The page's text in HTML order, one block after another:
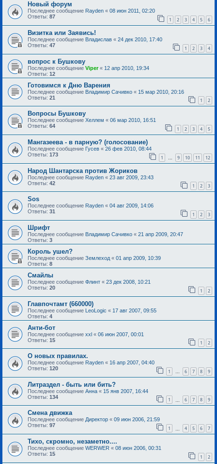
Новый форум
Последнее сообщение Rayden « 08 июн 2011, 02:20
Ответы: 87 1 2 3 4 5 6
Визитка или Заявись!
Последнее сообщение Владислав « 24 дек 2010, 17:40
Ответы: 47 1 2 3 4
вопрос к Бушкову
Последнее сообщение Viper« 12 апр 2010, 19:34
Ответы: 12
Готовимся к Дню Варения
Последнее сообщение Владимир Сачивко « 15 мар 2010, 20:16
Ответы: 21 1 2
Вопросы Бушкову
Последнее сообщение Хеллем « 06 мар 2010, 16:51
Ответы: 64 1 2 3 4 5
Мангазеева - в парную? (голосование)
Последнее сообщение Гусев « 26 фев 2010, 08:44
Ответы: 173 1 … 9 10 11 12
Народ Шантарска против Жориков
Последнее сообщение Rayden « 23 авг 2009, 23:43
Ответы: 42 1 2 3
Sоs
Последнее сообщение Rayden « 04 авг 2009, 14:06
Ответы: 31 1 2 3
Шрифт
Последнее сообщение Владимир Сачивко « 21 апр 2009, 20:47
Ответы: 3
Король ушел?
Последнее сообщение Землеход « 01 апр 2009, 10:39
Ответы: 8
Смайлы
Последнее сообщение Флинт « 23 дек 2008, 10:21
Ответы: 20 1 2
Главпочтамт (660000)
Последнее сообщение LeoLogic « 17 авг 2007, 09:55
Ответы: 4
Анти-бот
Последнее сообщение xxl « 06 июн 2007, 00:01
Ответы: 15 1 2
О новых правилах.
Последнее сообщение Rayden « 16 апр 2007, 04:40
Ответы: 120 1 … 6 7 8 9
Литраздел - быть или бить?
Последнее сообщение Анна « 15 янв 2007, 16:44
Ответы: 134 1 6 7 8 9
Смена движка
Последнее сообщение Директор « 09 июн 2006, 21:59
Ответы: 97 1 4 5 6 7
Тихо, скромно, незаметно....
Последнее сообщение WERWER « 08 июн 2006, 00:31
Ответы: 15 1 2